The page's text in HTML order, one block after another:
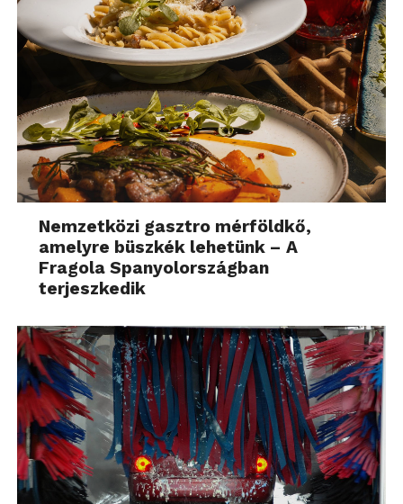
Nemzetközi gasztro mérföldkő,
amelyre büszkék lehetünk – A
Fragola Spanyolországban
terjeszkedik